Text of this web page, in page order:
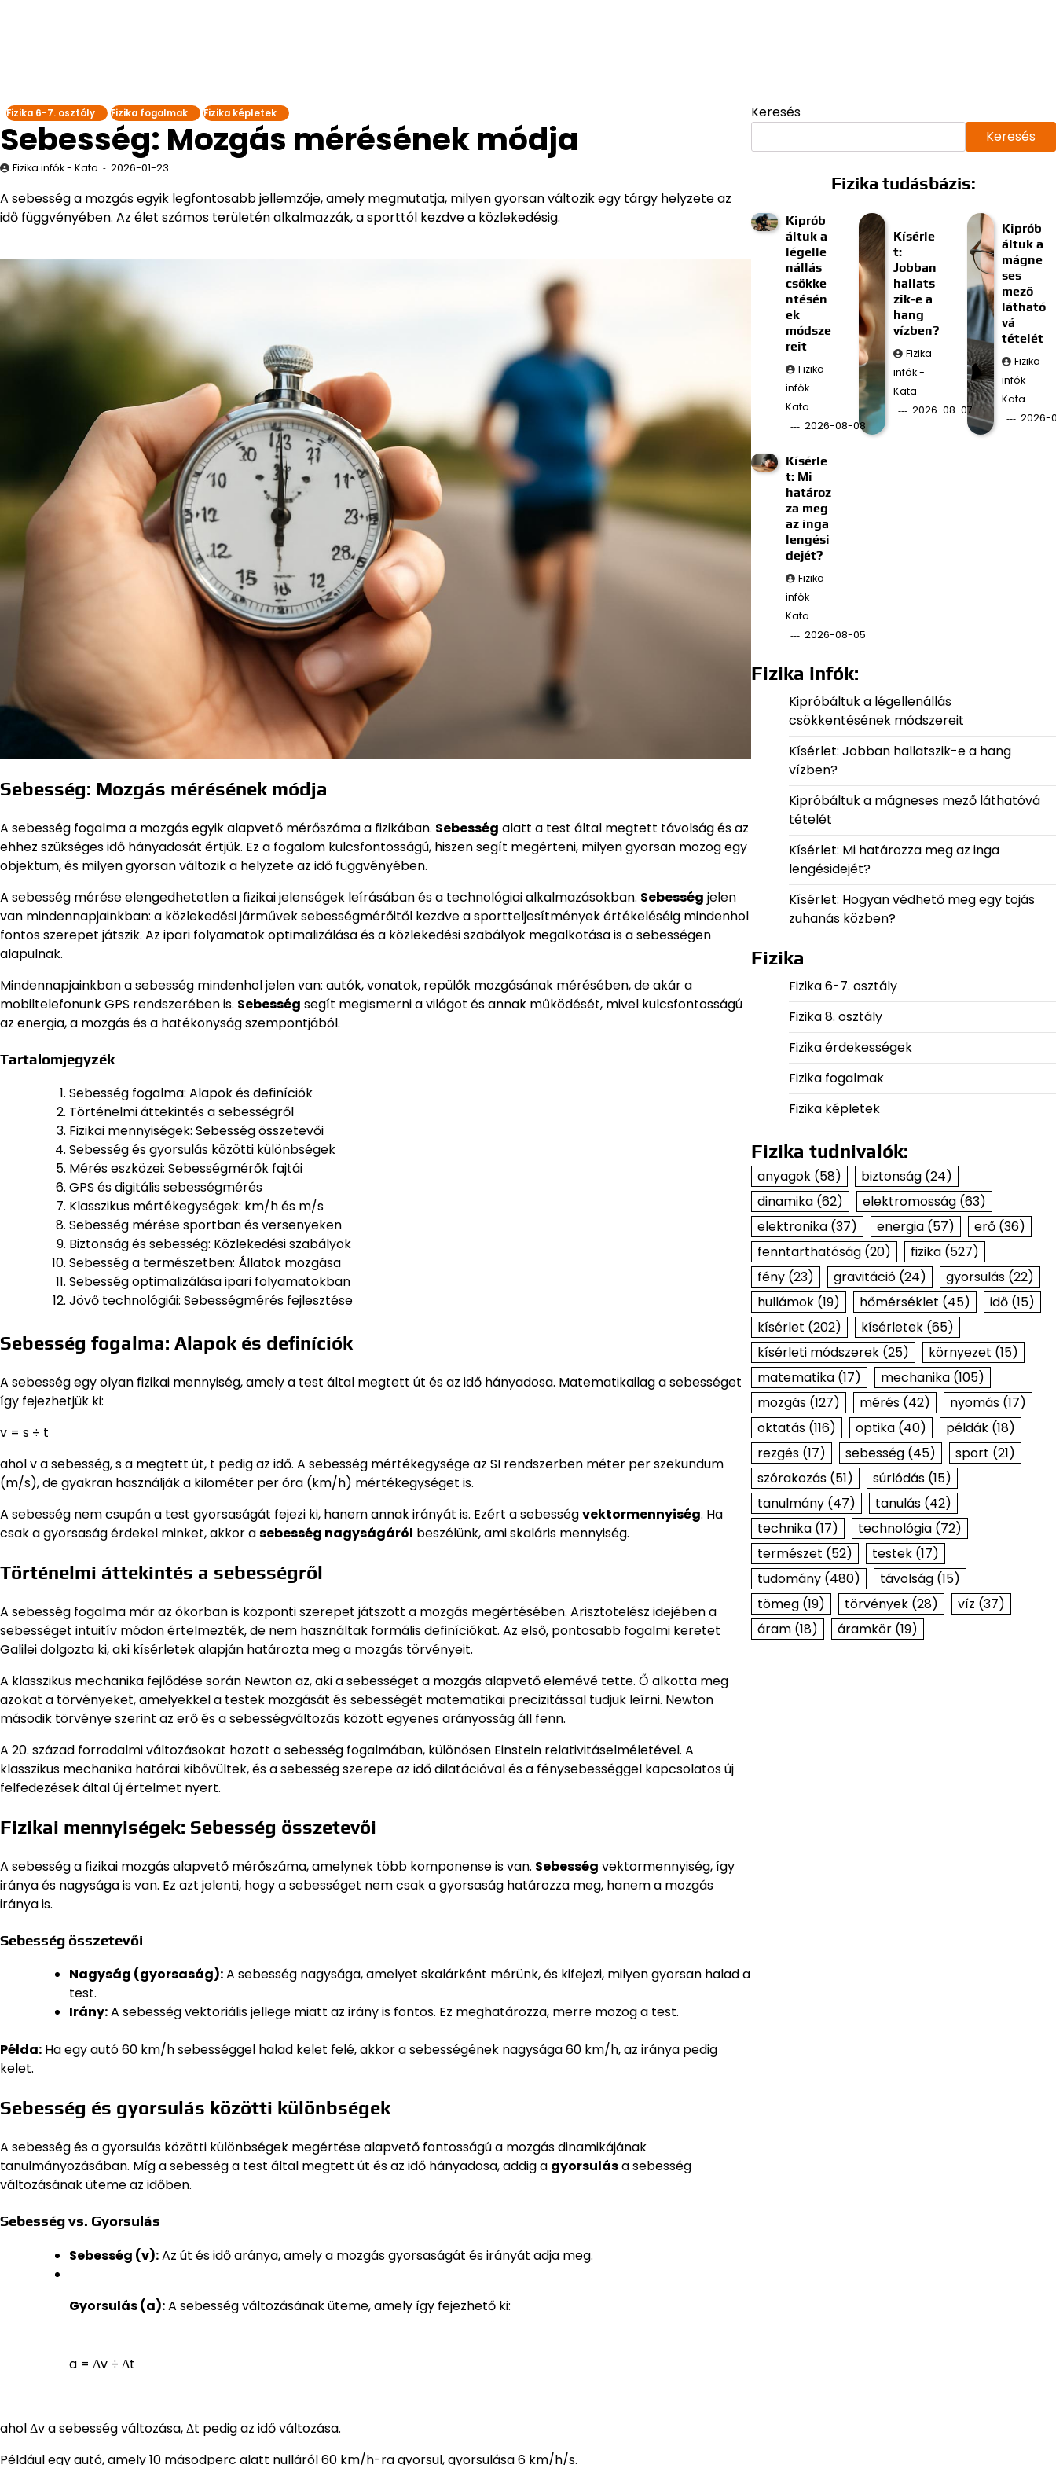
Fizika 6-7. osztály Fizika fogalmak Fizika képletek
Sebesség: Mozgás mérésének módja
Fizika infók - Kata 2026-01-23
A sebesség a mozgás egyik legfontosabb jellemzője, amely megmutatja, milyen gyorsan változik egy tárgy helyzete az
idő függvényében. Az élet számos területén alkalmazzák, a sporttól kezdve a közlekedésig.
Sebesség: Mozgás mérésének módja
A sebesség fogalma a mozgás egyik alapvető mérőszáma a fizikában. Sebesség alatt a test által megtett távolság és az
ehhez szükséges idő hányadosát értjük. Ez a fogalom kulcsfontosságú, hiszen segít megérteni, milyen gyorsan mozog egy
objektum, és milyen gyorsan változik a helyzete az idő függvényében.
A sebesség mérése elengedhetetlen a fizikai jelenségek leírásában és a technológiai alkalmazásokban. Sebesség jelen
van mindennapjainkban: a közlekedési járművek sebességmérőitől kezdve a sportteljesítmények értékeléséig mindenhol
fontos szerepet játszik. Az ipari folyamatok optimalizálása és a közlekedési szabályok megalkotása is a sebességen
alapulnak.
Mindennapjainkban a sebesség mindenhol jelen van: autók, vonatok, repülők mozgásának mérésében, de akár a
mobiltelefonunk GPS rendszerében is. Sebesség segít megismerni a világot és annak működését, mivel kulcsfontosságú
az energia, a mozgás és a hatékonyság szempontjából.
Tartalomjegyzék
Sebesség fogalma: Alapok és definíciók
Történelmi áttekintés a sebességről
Fizikai mennyiségek: Sebesség összetevői
Sebesség és gyorsulás közötti különbségek
Mérés eszközei: Sebességmérők fajtái
GPS és digitális sebességmérés
Klasszikus mértékegységek: km/h és m/s
Sebesség mérése sportban és versenyeken
Biztonság és sebesség: Közlekedési szabályok
Sebesség a természetben: Állatok mozgása
Sebesség optimalizálása ipari folyamatokban
Jövő technológiái: Sebességmérés fejlesztése
Sebesség fogalma: Alapok és definíciók
A sebesség egy olyan fizikai mennyiség, amely a test által megtett út és az idő hányadosa. Matematikailag a sebességet
így fejezhetjük ki:
v = s ÷ t
ahol v a sebesség, s a megtett út, t pedig az idő. A sebesség mértékegysége az SI rendszerben méter per szekundum
(m/s), de gyakran használják a kilométer per óra (km/h) mértékegységet is.
A sebesség nem csupán a test gyorsaságát fejezi ki, hanem annak irányát is. Ezért a sebességvektormennyiség. Ha
csak a gyorsaság érdekel minket, akkor asebesség nagyságáról beszélünk, ami skaláris mennyiség.
Történelmi áttekintés a sebességről
A sebesség fogalma már az ókorban is központi szerepet játszott a mozgás megértésében. Arisztotelész idejében a
sebességet intuitív módon értelmezték, de nem használtak formális definíciókat. Az első, pontosabb fogalmi keretet
Galilei dolgozta ki, aki kísérletek alapján határozta meg a mozgás törvényeit.
A klasszikus mechanika fejlődése során Newton az, aki a sebességet a mozgás alapvető elemévé tette. Ő alkotta meg
azokat a törvényeket, amelyekkel a testek mozgását és sebességét matematikai precizitással tudjuk leírni. Newton
második törvénye szerint az erő és a sebességváltozás között egyenes arányosság áll fenn.
A 20. század forradalmi változásokat hozott a sebesség fogalmában, különösen Einstein relativitáselméletével. A
klasszikus mechanika határai kibővültek, és a sebesség szerepe az idő dilatációval és a fénysebességgel kapcsolatos új
felfedezések által új értelmet nyert.
Fizikai mennyiségek: Sebesség összetevői
A sebesség a fizikai mozgás alapvető mérőszáma, amelynek több komponense is van. Sebesség vektormennyiség, így
iránya és nagysága is van. Ez azt jelenti, hogy a sebességet nem csak a gyorsaság határozza meg, hanem a mozgás
iránya is.
Sebesség összetevői
Nagyság (gyorsaság):A sebesség nagysága, amelyet skalárként mérünk, és kifejezi, milyen gyorsan halad a
test.
Irány:A sebesség vektoriális jellege miatt az irány is fontos. Ez meghatározza, merre mozog a test.
Példa: Ha egy autó 60 km/h sebességgel halad kelet felé, akkor a sebességének nagysága 60 km/h, az iránya pedig
kelet.
Sebesség és gyorsulás közötti különbségek
A sebesség és a gyorsulás közötti különbségek megértése alapvető fontosságú a mozgás dinamikájának
tanulmányozásában. Míg a sebesség a test által megtett út és az idő hányadosa, addig a gyorsulása sebesség
változásának üteme az időben.
Sebesség vs. Gyorsulás
Sebesség (v):Az út és idő aránya, amely a mozgás gyorsaságát és irányát adja meg.
Gyorsulás (a):A sebesség változásának üteme, amely így fejezhető ki:
a = Δv ÷ Δt
ahol Δv a sebesség változása, Δt pedig az idő változása.
Például egy autó, amely 10 másodperc alatt nulláról 60 km/h-ra gyorsul, gyorsulása 6 km/h/s.
Keresés
Keresés
Fizika tudásbázis:
Kiprób
áltuk a
légelle
nállás
csökke
ntésén
ek
módsze
reit
Fizika
infók -
Kata
2026-08-08
Kísérle
t:
Jobban
hallats
zik-e a
hang
vízben?
Fizika
infók -
Kata
2026-08-07
Kiprób
áltuk a
mágne
ses
mező
látható
vá
tételét
Fizika
infók -
Kata
2026-
Kísérle
t: Mi
határoz
za meg
az inga
lengési
dejét?
Fizika
infók -
Kata
2026-08-05
Fizika infók:
Kipróbáltuk a légellenállás
csökkentésének módszereit
Kísérlet: Jobban hallatszik-e a hang
vízben?
Kipróbáltuk a mágneses mező láthatóvá
tételét
Kísérlet: Mi határozza meg az inga
lengésidejét?
Kísérlet: Hogyan védhető meg egy tojás
zuhanás közben?
Fizika
Fizika 6-7. osztály
Fizika 8. osztály
Fizika érdekességek
Fizika fogalmak
Fizika képletek
Fizika tudnivalók:
anyagok(58) biztonság(24)
dinamika(62) elektromosság(63)
elektronika(37) energia(57) erő(36)
fenntarthatóság(20) fizika(527)
fény(23) gravitáció(24) gyorsulás(22)
hullámok(19) hőmérséklet (45) idő(15)
kísérlet (202) kísérletek(65)
kísérleti módszerek(25) környezet (15)
matematika(17) mechanika(105)
mozgás(127) mérés(42) nyomás(17)
oktatás(116) optika(40) példák(18)
rezgés(17) sebesség(45) sport (21)
szórakozás(51) súrlódás(15)
tanulmány(47) tanulás(42)
technika(17) technológia(72)
természet (52) testek(17)
tudomány(480) távolság(15)
tömeg(19) törvények(28) víz (37)
áram(18) áramkör(19)